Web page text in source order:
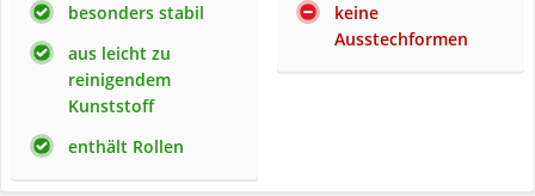
besonders stabil
aus leicht zu
reinigendem
Kunststoff
enthält Rollen
keine
Ausstechformen